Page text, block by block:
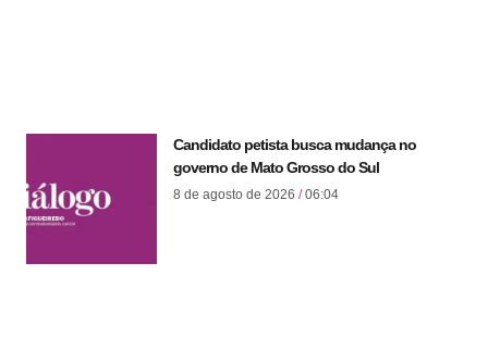
Candidato petista busca mudança no
governo de Mato Grosso do Sul
8 de agosto de 2026 06:04